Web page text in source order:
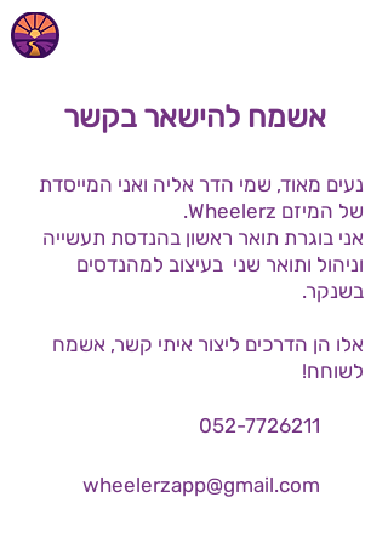
אשמח להישאר בקשר
נעים מאוד, שמי הדר אליה ואני המייסדת
של המיזם Wheelerz.
אני בוגרת תואר ראשון בהנדסת תעשייה
וניהול ותואר שני בעיצוב למהנדסים
בשנקר.
אלו הן הדרכים ליצור איתי קשר, אשמח
לשוחח!
052-7726211
wheelerzapp@gmail.com